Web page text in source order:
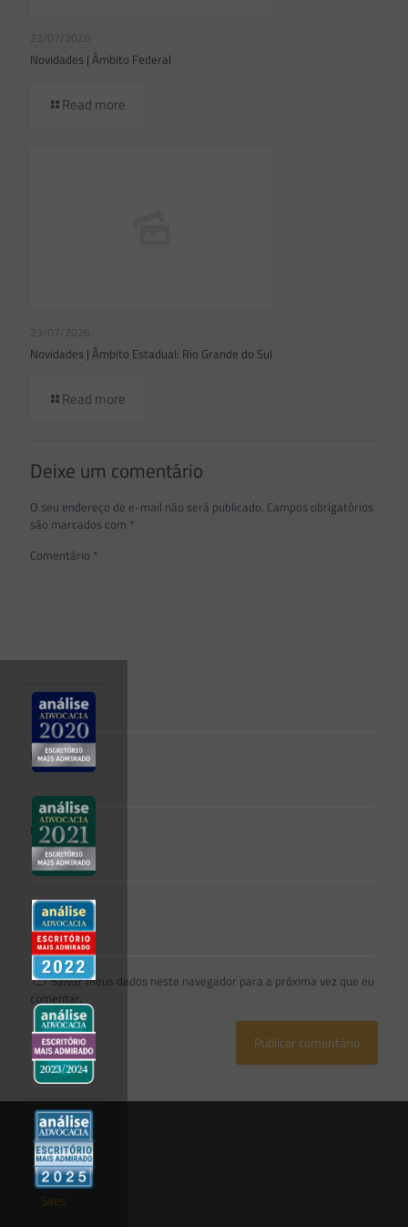
23/07/2026
Novidades | Âmbito Federal
Read more
23/07/2026
Novidades | Âmbito Estadual: Rio Grande do Sul
Read more
Deixe um comentário
O seu endereço de e-mail não será publicado. Campos obrigatórios
são marcados com *
Comentário *
Nome*
E-mail*
Site
Salvar meus dados neste navegador para a próxima vez que eu
comentar.
Saes